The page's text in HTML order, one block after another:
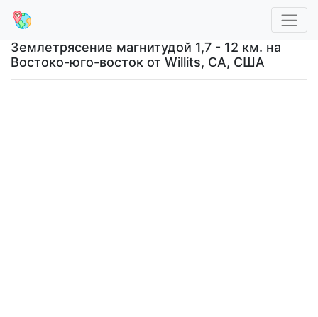
Землетрясение магнитудой 1,7 - 12 км. на
Востоко-юго-восток от Willits, CA, США